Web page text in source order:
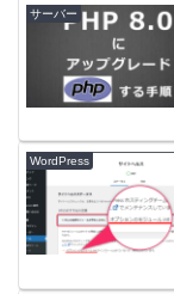
サーバー
WordPress